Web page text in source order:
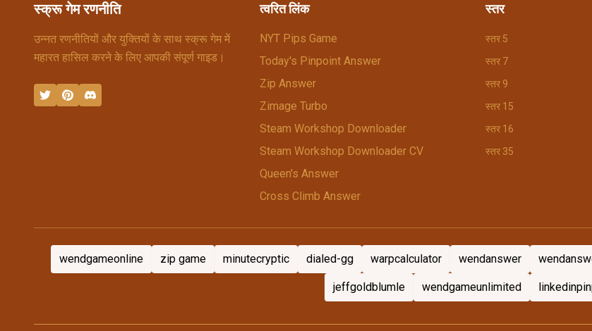
स्क्रू गेम रणनीति
उन्नत रणनीतियों और युक्तियों के साथ स्क्रू गेम में
महारत हासिल करने के लिए आपकी संपूर्ण गाइड।
त्वरित लिंक
NYT Pips Game
Today's Pinpoint Answer
Zip Answer
Zimage Turbo
Steam Workshop Downloader
Steam Workshop Downloader CV
Queen's Answer
Cross Climb Answer
स्तर
स्तर 5
स्तर 7
स्तर 9
स्तर 15
स्तर 16
स्तर 35
wendgameonline zip game minutecryptic dialed-gg warpcalculator wendanswer
jeffgoldblumle wendgameunlimited